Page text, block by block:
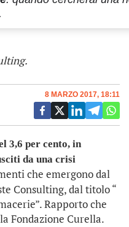
8 MARZO 2017, 18:11
3,6 per cento, in
da una crisi
che emergono dal
Consulting, dal titolo “
Rapporto che
Fondazione Curella.